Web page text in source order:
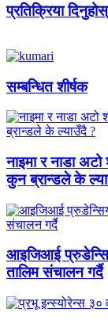
प्रतिक्रिया दिनुहोस्
सम्बन्धित शीर्षक
नाइमा र नाडा
कुन ब्रान्डले के
आइजिआई
तालिम संचालन गर्दै